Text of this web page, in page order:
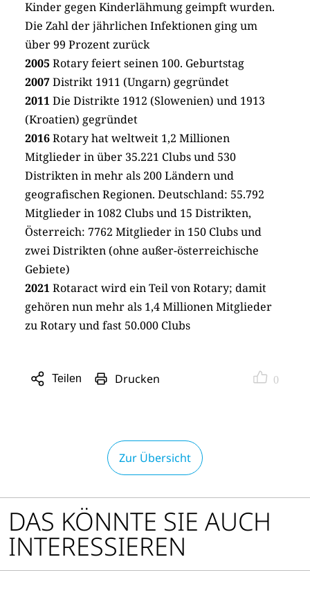
Kinder gegen Kinderlähmung geimpft wurden.
Die Zahl der jährlichen Infektionen ging um
über 99 Prozent zurück
2005Rotary feiert seinen 100. Geburtstag
2007Distrikt 1911 (Ungarn) gegründet
2011 Die Distrikte 1912 (Slowenien) und 1913
(Kroatien) gegründet
2016Rotary hat weltweit 1,2 Millionen
Mitglieder in über 35.221 Clubs und 530
Distrikten in mehr als 200 Ländern und
geografischen Regionen. Deutschland: 55.792
Mitglieder in 1082 Clubs und 15 Distrikten,
Österreich: 7762 Mitglieder in 150 Clubs und
zwei Distrikten (ohne außer-österreichische
Gebiete)
2021 Rotaract wird ein Teil von Rotary; damit
gehören nun mehr als 1,4 Millionen Mitglieder
zu Rotary und fast 50.000 Clubs
Teilen
Sharing
Drucken 0
Zur Übersicht
DAS KÖNNTE SIE AUCH
INTERESSIEREN